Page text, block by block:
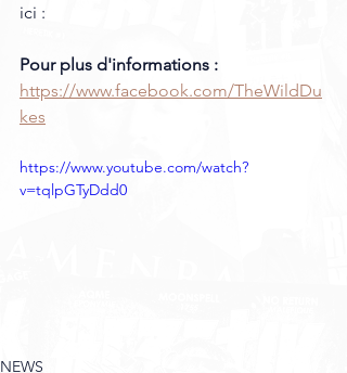
ici :
Pour plus d'informations :
https://www.facebook.com/TheWildDu
kes
https://www.youtube.com/watch?
v=tqlpGTyDdd0
NEWS